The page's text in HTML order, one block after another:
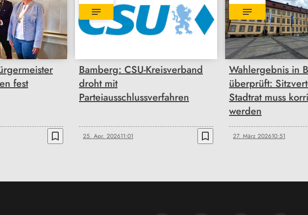
fest
bookmark_border
Bamberg: CSU-Kreisverband
droht mit
Parteiausschlussverfahren
25. Apr. 202611:01 bookmark_border
Wahlergebnis in
überprüft:
Stadtrat muss
werden
27. März 202610:51